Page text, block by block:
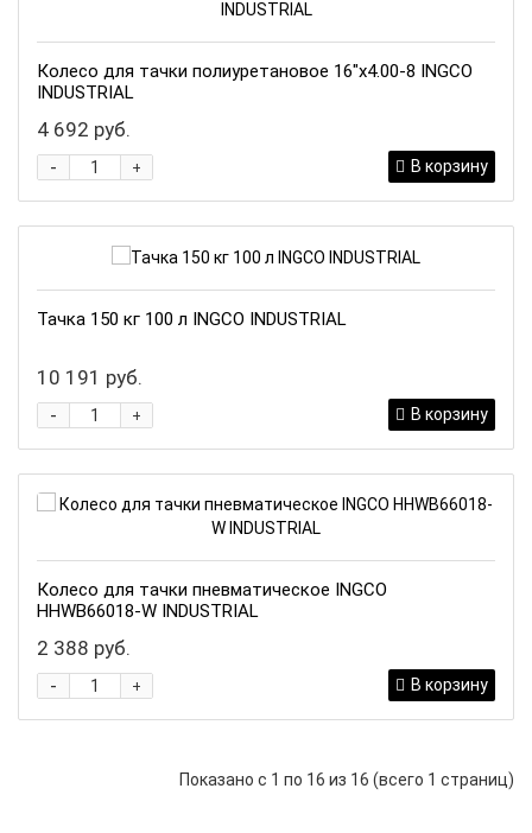
Колесо для тачки полиуретановое 16"х4.00-8 INGCO
INDUSTRIAL
4 692 руб.
+
- В корзину
Тачка 150 кг 100 л INGCO INDUSTRIAL
10 191 руб.
+
- В корзину
Колесо для тачки пневматическое INGCO
HHWB66018-W INDUSTRIAL
2 388 руб.
+
- В корзину
Показано с 1 по 16 из 16 (всего 1 страниц)